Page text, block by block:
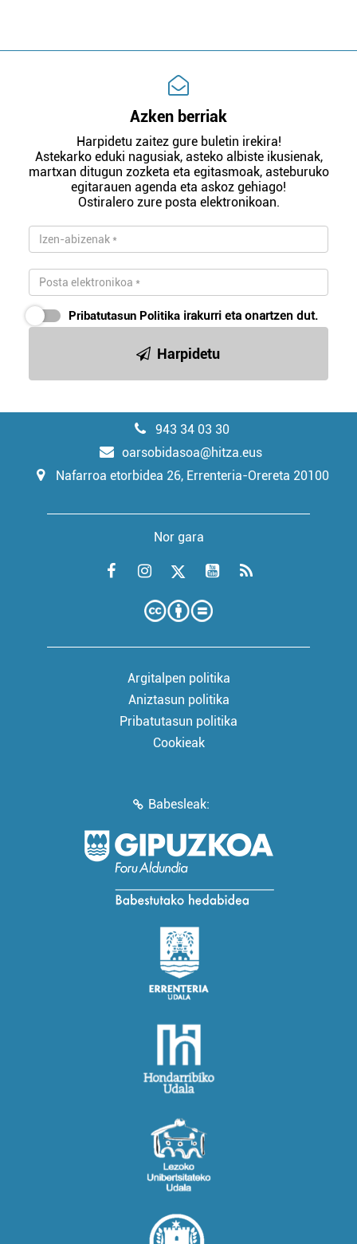
Azken berriak
Harpidetu zaitez gure buletin irekira!
Astekarko eduki nagusiak, asteko albiste ikusienak,
martxan ditugun zozketa eta egitasmoak, asteburuko
egitarauen agenda eta askoz gehiago!
Ostiralero zure posta elektronikoan.
Pribatutasun Politika irakurri eta onartzen dut.
Harpidetu
943 34 03 30
oarsobidasoa@hitza.eus
Nafarroa etorbidea 26, Errenteria-Orereta 20100
Nor gara
Argitalpen politika
Aniztasun politika
Pribatutasun politika
Cookieak
Babesleak: